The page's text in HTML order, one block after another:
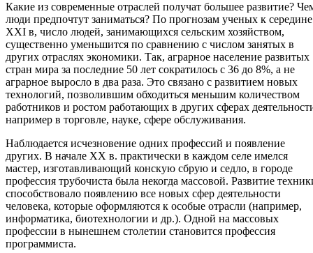
Какие из современные отраслей получат большее развитие?
люди предпочтут заниматься? По прогнозам ученых к середине
XXI в, число людей, занимающихся сельским хозяйством,
существенно уменьшится по сравнению с числом занятых в
других отраслях экономики. Так, аграрное население развитых
стран мира за последние 50 лет сократилось с 36 до 8%, а не
аграрное выросло в два раза. Это связано с развитием новых
технологий, позволившим обходиться меньшим количеством
работников и ростом работающих в других сферах
например в торговле, науке, сфере обслуживания.
Наблюдается исчезновение одних профессий и появление
других. В начале XX в. практически в каждом селе имелся
мастер, изготавливающий конскую сбрую и седло, в городе
профессия трубочиста была некогда массовой. Развитие
способствовало появлению все новых сфер деятельности
человека, которые оформляются к особые отрасли (например,
информатика, биотехнологии и др.). Одной на массовых
профессии в нынешнем столетии становится профессия
программиста.